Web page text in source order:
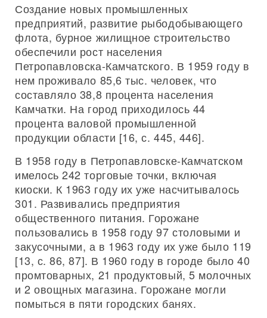
Создание новых промышленных
предприятий, развитие рыбодобывающего
флота, бурное жилищное строительство
обеспечили рост населения
Петропавловска-Камчатского. В 1959 году в
нем проживало 85,6 тыс. человек, что
составляло 38,8 процента населения
Камчатки. На город приходилось 44
процента валовой промышленной
продукции области [16, с. 445, 446].
В 1958 году в Петропавловске-Камчатском
имелось 242 торговые точки, включая
киоски. К 1963 году их уже насчитывалось
301. Развивались предприятия
общественного питания. Горожане
пользовались в 1958 году 97 столовыми и
закусочными, а в 1963 году их уже было 119
[13, с. 86, 87]. В 1960 году в городе было 40
промтоварных, 21 продуктовый, 5 молочных
и 2 овощных магазина. Горожане могли
помыться в пяти городских банях.